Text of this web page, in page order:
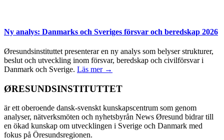
Ny analys: Danmarks och Sveriges försvar och beredskap 2026
Øresundsinstituttet presenterar en ny analys som belyser strukturer,
beslut och utveckling inom försvar, beredskap och civilförsvar i
Danmark och Sverige. Läs mer →
ØRESUNDSINSTITUTTET
är ett oberoende dansk-svenskt kunskapscentrum som genom
analyser, nätverksmöten och nyhetsbyrån News Øresund bidrar till
en ökad kunskap om utvecklingen i Sverige och Danmark med
fokus på Öresundsregionen.